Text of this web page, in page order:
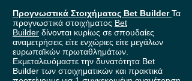
Προγνωστικά Στοιχήματος Bet BuilderΤα
προγνωστικά στοιχήματος Bet
Builder δίνονται κυρίως σε σπουδαίες
αναμετρήσεις είτε ενχώριες είτε μεγάλων
ευρωπαϊκών πρωταθλημάτων.
Εκμεταλευόμαστε την δυνατότητα Bet
Builder των στοιχηματικών και πρακτικά